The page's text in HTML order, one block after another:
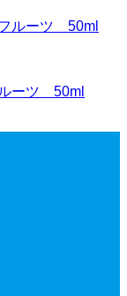
ーツ 50ml